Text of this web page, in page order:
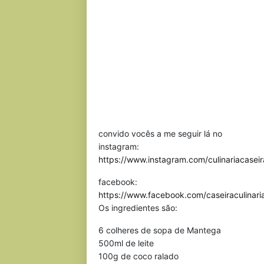
convido vocês a me seguir lá no
instagram:
https://www.instagram.com/
facebook:
https://www.facebook.com/
Os ingredientes são:
6 colheres de sopa de Mantega
500ml de leite
100g de coco ralado